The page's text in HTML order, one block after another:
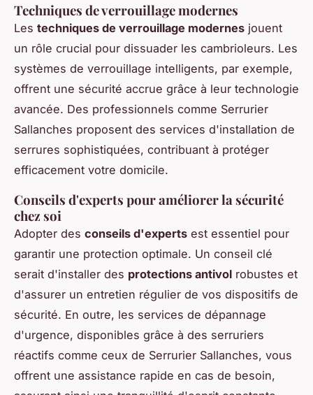
Techniques de verrouillage modernes
Les techniques de verrouillage modernes jouent
un rôle crucial pour dissuader les cambrioleurs. Les
systèmes de verrouillage intelligents, par exemple,
offrent une sécurité accrue grâce à leur technologie
avancée. Des professionnels comme Serrurier
Sallanches proposent des services d'installation de
serrures sophistiquées, contribuant à protéger
efficacement votre domicile.
Conseils d'experts pour améliorer la sécurité
chez soi
Adopter des conseils d'experts est essentiel pour
garantir une protection optimale. Un conseil clé
serait d'installer des protections antivol robustes et
d'assurer un entretien régulier de vos dispositifs de
sécurité. En outre, les services de dépannage
d'urgence, disponibles grâce à des serruriers
réactifs comme ceux de Serrurier Sallanches, vous
offrent une assistance rapide en cas de besoin,